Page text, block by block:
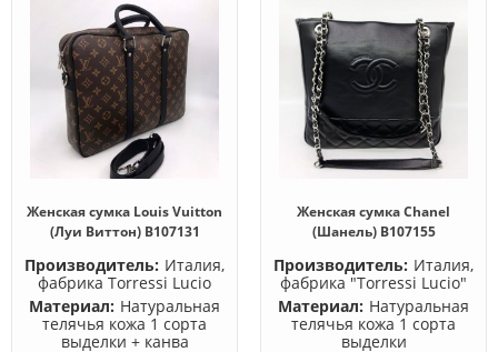
Женская сумка Louis Vuitton
(Луи Виттон) B107131
Производитель: Италия,
фабрика Torressi Lucio
Материал: Натуральная
телячья кожа 1 сорта
выделки + канва
Женская сумка Chanel
(Шанель) B107155
Производитель: Италия,
фабрика "Torressi Lucio"
Материал: Натуральная
телячья кожа 1 сорта
выделки